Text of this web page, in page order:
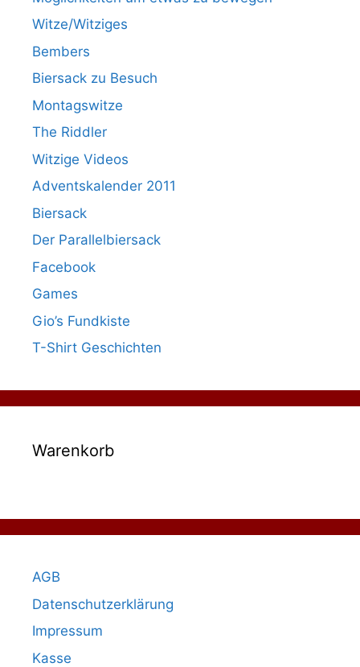
Witze/Witziges
Bembers
Biersack zu Besuch
Montagswitze
The Riddler
Witzige Videos
Adventskalender 2011
Biersack
Der Parallelbiersack
Facebook
Games
Gio’s Fundkiste
T-Shirt Geschichten
Warenkorb
AGB
Datenschutzerklärung
Impressum
Kasse